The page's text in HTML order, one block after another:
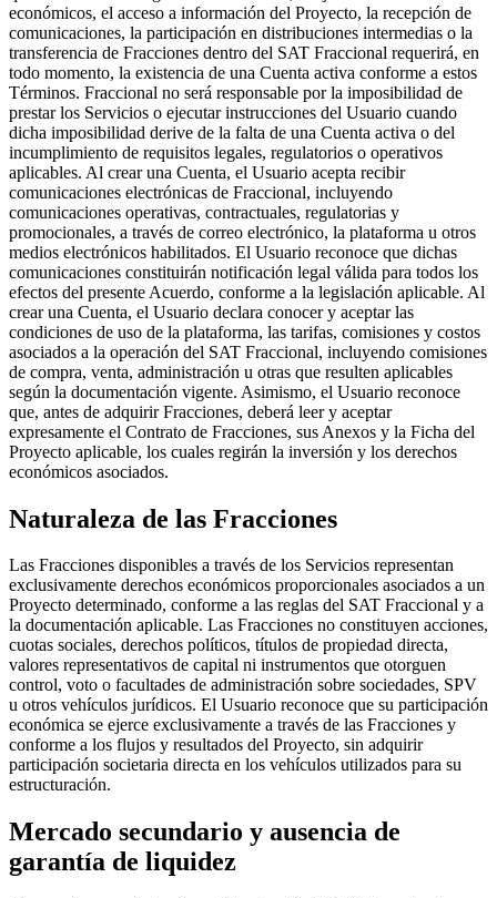
económicos, el acceso a información del Proyecto, la recepción de
comunicaciones, la participación en distribuciones intermedias o la
transferencia de Fracciones dentro del SAT Fraccional requerirá, en
todo momento, la existencia de una Cuenta activa conforme a estos
Términos. Fraccional no será responsable por la imposibilidad de
prestar los Servicios o ejecutar instrucciones del Usuario cuando
dicha imposibilidad derive de la falta de una Cuenta activa o del
incumplimiento de requisitos legales, regulatorios o operativos
aplicables. Al crear una Cuenta, el Usuario acepta recibir
comunicaciones electrónicas de Fraccional, incluyendo
comunicaciones operativas, contractuales, regulatorias y
promocionales, a través de correo electrónico, la plataforma u otros
medios electrónicos habilitados. El Usuario reconoce que dichas
comunicaciones constituirán notificación legal válida para todos los
efectos del presente Acuerdo, conforme a la legislación aplicable. Al
crear una Cuenta, el Usuario declara conocer y aceptar las
condiciones de uso de la plataforma, las tarifas, comisiones y costos
asociados a la operación del SAT Fraccional, incluyendo comisiones
de compra, venta, administración u otras que resulten aplicables
según la documentación vigente. Asimismo, el Usuario reconoce
que, antes de adquirir Fracciones, deberá leer y aceptar
expresamente el Contrato de Fracciones, sus Anexos y la Ficha del
Proyecto aplicable, los cuales regirán la inversión y los derechos
económicos asociados.
Naturaleza de las Fracciones
Las Fracciones disponibles a través de los Servicios representan
exclusivamente derechos económicos proporcionales asociados a un
Proyecto determinado, conforme a las reglas del SAT Fraccional y a
la documentación aplicable. Las Fracciones no constituyen acciones,
cuotas sociales, derechos políticos, títulos de propiedad directa,
valores representativos de capital ni instrumentos que otorguen
control, voto o facultades de administración sobre sociedades, SPV
u otros vehículos jurídicos. El Usuario reconoce que su participación
económica se ejerce exclusivamente a través de las Fracciones y
conforme a los flujos y resultados del Proyecto, sin adquirir
participación societaria directa en los vehículos utilizados para su
estructuración.
Mercado secundario y ausencia de
garantía de liquidez